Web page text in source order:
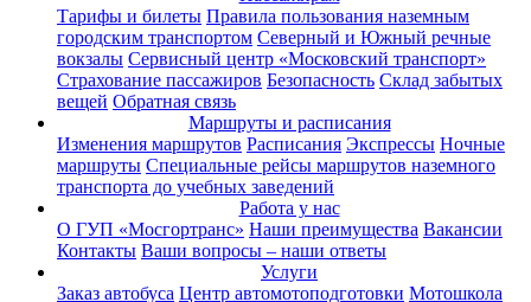
Тарифы и билеты Правила пользования наземным
городским транспортом Северный и Южный речные
вокзалы Сервисный центр «Московский транспорт»
Страхование пассажиров Безопасность Склад забытых
вещей Обратная связь
Маршруты и расписания
Изменения маршрутов Расписания Экспрессы Ночные
маршруты Специальные рейсы маршрутов наземного
транспорта до учебных заведений
Работа у нас
О ГУП «Мосгортранс» Наши преимущества Вакансии
Контакты Ваши вопросы – наши ответы
Услуги
Заказ автобуса Центр автомотоподготовки Мотошкола